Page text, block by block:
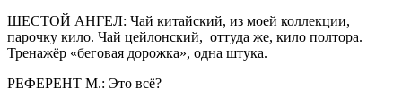
ШЕСТОЙ АНГЕЛ: Чай китайский, из моей коллекции,
парочку кило. Чай цейлонский, оттуда же, кило полтора.
Тренажёр «беговая дорожка», одна штука.
РЕФЕРЕНТ М.: Это всё?